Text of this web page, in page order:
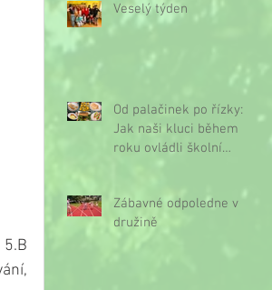
Veselý týden
Od palačinek po řízky:
Jak naši kluci během
roku ovládli školní
kuchyňku
Zábavné odpoledne v
družině